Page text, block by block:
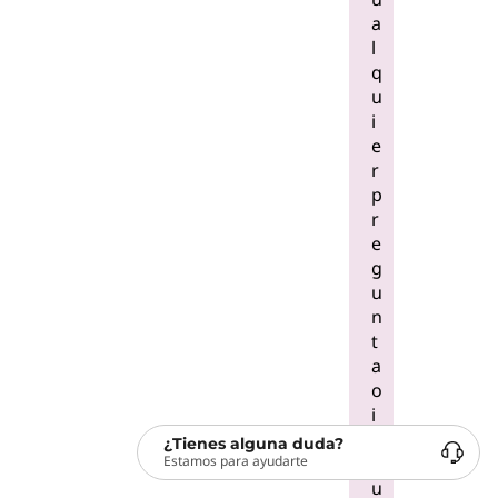
a
l
q
u
i
e
r
p
r
e
g
u
n
t
a
o
i
u
¿Tienes alguna duda?
Estamos para ayudarte